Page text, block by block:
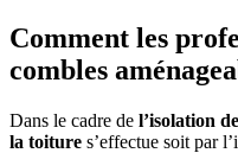
Comment les
combles
Dans le cadre de l’isolation
la toiture s’effectue soit par